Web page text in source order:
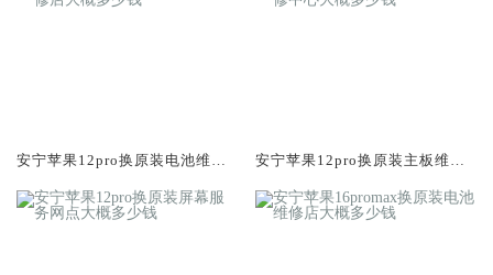
安宁苹果12pro换原装电池维修
安宁苹果12pro换原装主板维修